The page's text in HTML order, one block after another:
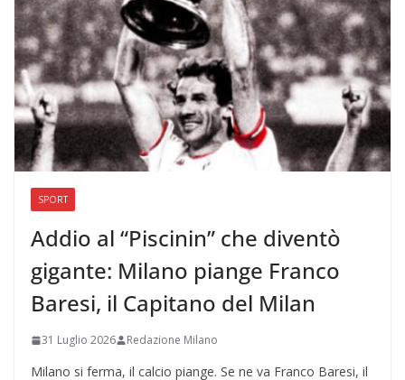
SPORT
Addio al “Piscinin” che diventò
gigante: Milano piange Franco
Baresi, il Capitano del Milan
31 Luglio 2026 Redazione Milano
Milano si ferma, il calcio piange. Se ne va Franco Baresi, il